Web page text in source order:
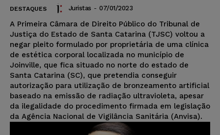
DESTAQUES Juristas - 07/01/2023
A Primeira Câmara de Direito Público do Tribunal de
Justiça do Estado de Santa Catarina (TJSC) voltou a
negar pleito formulado por proprietária de uma clínica
de estética corporal localizada no município de
Joinville, que fica situado no norte do estado de
Santa Catarina (SC), que pretendia conseguir
autorização para utilização de bronzeamento artificial
baseado na emissão de radiação ultravioleta, apesar
da ilegalidade do procedimento firmada em legislação
da Agência Nacional de Vigilância Sanitária (Anvisa).